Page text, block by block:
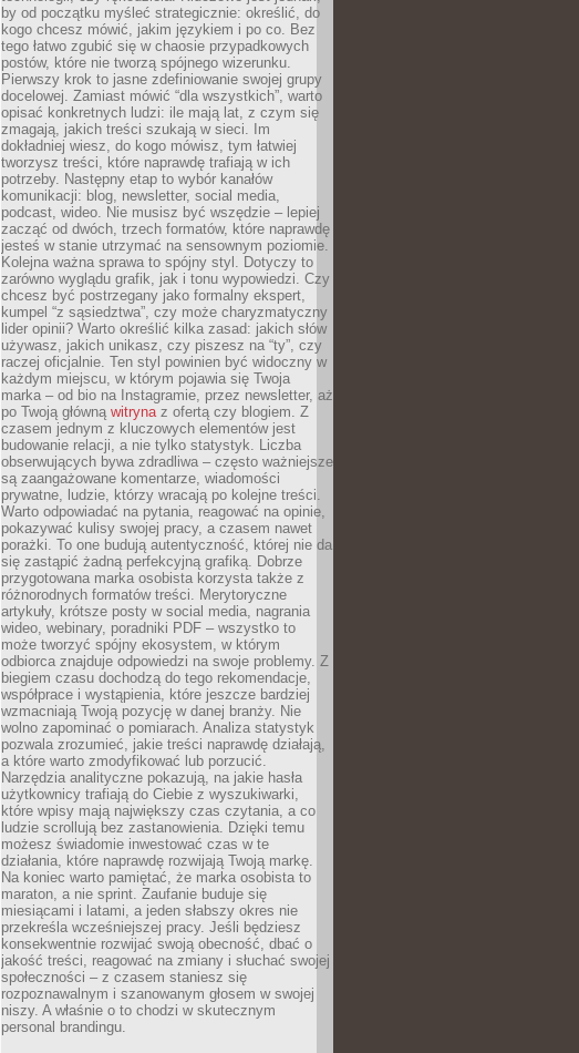
by od początku myśleć strategicznie: określić, do
kogo chcesz mówić, jakim językiem i po co. Bez
tego łatwo zgubić się w chaosie przypadkowych
postów, które nie tworzą spójnego wizerunku.
Pierwszy krok to jasne zdefiniowanie swojej grupy
docelowej. Zamiast mówić “dla wszystkich”, warto
opisać konkretnych ludzi: ile mają lat, z czym się
zmagają, jakich treści szukają w sieci. Im
dokładniej wiesz, do kogo mówisz, tym łatwiej
tworzysz treści, które naprawdę trafiają w ich
potrzeby. Następny etap to wybór kanałów
komunikacji: blog, newsletter, social media,
podcast, wideo. Nie musisz być wszędzie – lepiej
zacząć od dwóch, trzech formatów, które naprawdę
jesteś w stanie utrzymać na sensownym poziomie.
Kolejna ważna sprawa to spójny styl. Dotyczy to
zarówno wyglądu grafik, jak i tonu wypowiedzi. Czy
chcesz być postrzegany jako formalny ekspert,
kumpel “z sąsiedztwa”, czy może charyzmatyczny
lider opinii? Warto określić kilka zasad: jakich słów
używasz, jakich unikasz, czy piszesz na “ty”, czy
raczej oficjalnie. Ten styl powinien być widoczny w
każdym miejscu, w którym pojawia się Twoja
marka – od bio na Instagramie, przez newsletter, aż
po Twoją główną witrynaz ofertą czy blogiem. Z
czasem jednym z kluczowych elementów jest
budowanie relacji, a nie tylko statystyk. Liczba
obserwujących bywa zdradliwa – często ważniejsze
są zaangażowane komentarze, wiadomości
prywatne, ludzie, którzy wracają po kolejne treści.
Warto odpowiadać na pytania, reagować na opinie,
pokazywać kulisy swojej pracy, a czasem nawet
porażki. To one budują autentyczność, której nie da
się zastąpić żadną perfekcyjną grafiką. Dobrze
przygotowana marka osobista korzysta także z
różnorodnych formatów treści. Merytoryczne
artykuły, krótsze posty w social media, nagrania
wideo, webinary, poradniki PDF – wszystko to
może tworzyć spójny ekosystem, w którym
odbiorca znajduje odpowiedzi na swoje problemy. Z
biegiem czasu dochodzą do tego rekomendacje,
współprace i wystąpienia, które jeszcze bardziej
wzmacniają Twoją pozycję w danej branży. Nie
wolno zapominać o pomiarach. Analiza statystyk
pozwala zrozumieć, jakie treści naprawdę działają,
a które warto zmodyfikować lub porzucić.
Narzędzia analityczne pokazują, na jakie hasła
użytkownicy trafiają do Ciebie z wyszukiwarki,
które wpisy mają największy czas czytania, a co
ludzie scrollują bez zastanowienia. Dzięki temu
możesz świadomie inwestować czas w te
działania, które naprawdę rozwijają Twoją markę.
Na koniec warto pamiętać, że marka osobista to
maraton, a nie sprint. Zaufanie buduje się
miesiącami i latami, a jeden słabszy okres nie
przekreśla wcześniejszej pracy. Jeśli będziesz
konsekwentnie rozwijać swoją obecność, dbać o
jakość treści, reagować na zmiany i słuchać swojej
społeczności – z czasem staniesz się
rozpoznawalnym i szanowanym głosem w swojej
niszy. A właśnie o to chodzi w skutecznym
personal brandingu.